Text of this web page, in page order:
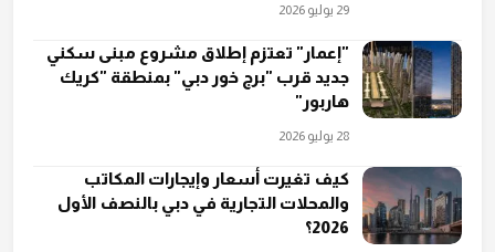
29 يوليو 2026
"إعمار" تعتزم إطلاق مشروع مبنى سكني
جديد قرب "برج خور دبي" بمنطقة "كريك
هاربور"
28 يوليو 2026
كيف تغيرت أسعار وإيجارات المكاتب
والمحلات التجارية في دبي بالنصف الأول
2026؟